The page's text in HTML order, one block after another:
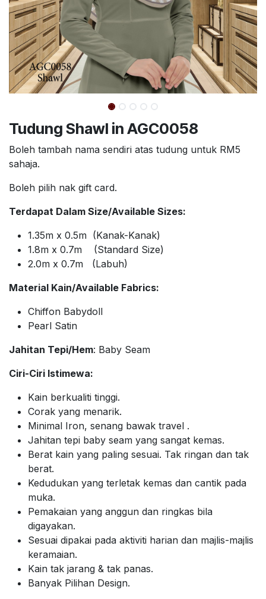
Tudung Shawl in AGC0058
Boleh tambah nama sendiri atas tudung untuk RM5
sahaja.
Boleh pilih nak gift card.
Terdapat Dalam Size/Available Sizes:
1.35m x 0.5m (Kanak-Kanak)
1.8m x 0.7m (Standard Size)
2.0m x 0.7m (Labuh)
Material Kain/Available Fabrics:
Chiffon Babydoll
Pearl Satin
Jahitan Tepi/Hem: Baby Seam
Ciri-Ciri Istimewa:
Kain berkualiti tinggi.
Corak yang menarik.
Minimal Iron, senang bawak travel .
Jahitan tepi baby seam yang sangat kemas.
Berat kain yang paling sesuai. Tak ringan dan tak
berat.
Kedudukan yang terletak kemas dan cantik pada
muka.
Pemakaian yang anggun dan ringkas bila
digayakan.
Sesuai dipakai pada aktiviti harian dan majlis-majlis
keramaian.
Kain tak jarang & tak panas.
Banyak Pilihan Design.